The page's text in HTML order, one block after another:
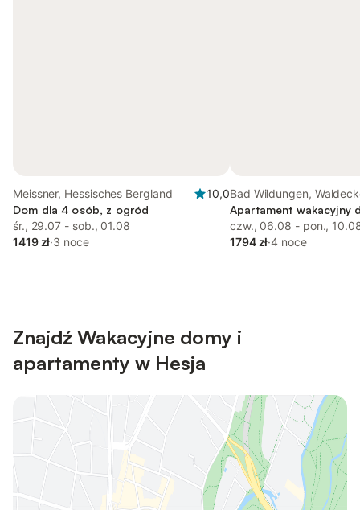
Meissner, Hessisches Bergland
10,0
Dom dla 4 osób, z ogród
śr., 29.07 - sob., 01.08
1419 zł·3 noce
Bad Wildungen,
Apartament wakacyjny
czw., 06.08 - pon.,
1794 zł·4 noce
Znajdź Wakacyjne domy i
apartamenty w Hesja